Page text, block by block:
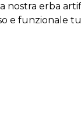
erba
e funzionale